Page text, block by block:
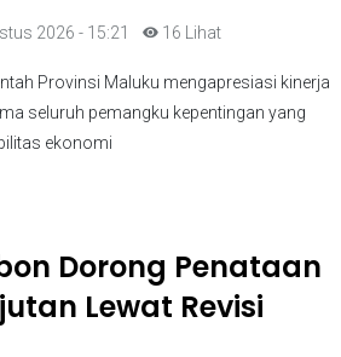
2026 - 15:21 16 Lihat
Provinsi Maluku mengapresiasi kinerja
seluruh pemangku kepentingan yang
ekonomi
Dorong Penataan
Lewat Revisi